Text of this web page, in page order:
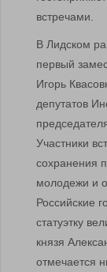
встречами.
В Лидском
первый
Игорь
депутатов
Участники
сохранения
молодежи и
Российские
статуэтку
князя
отмечается